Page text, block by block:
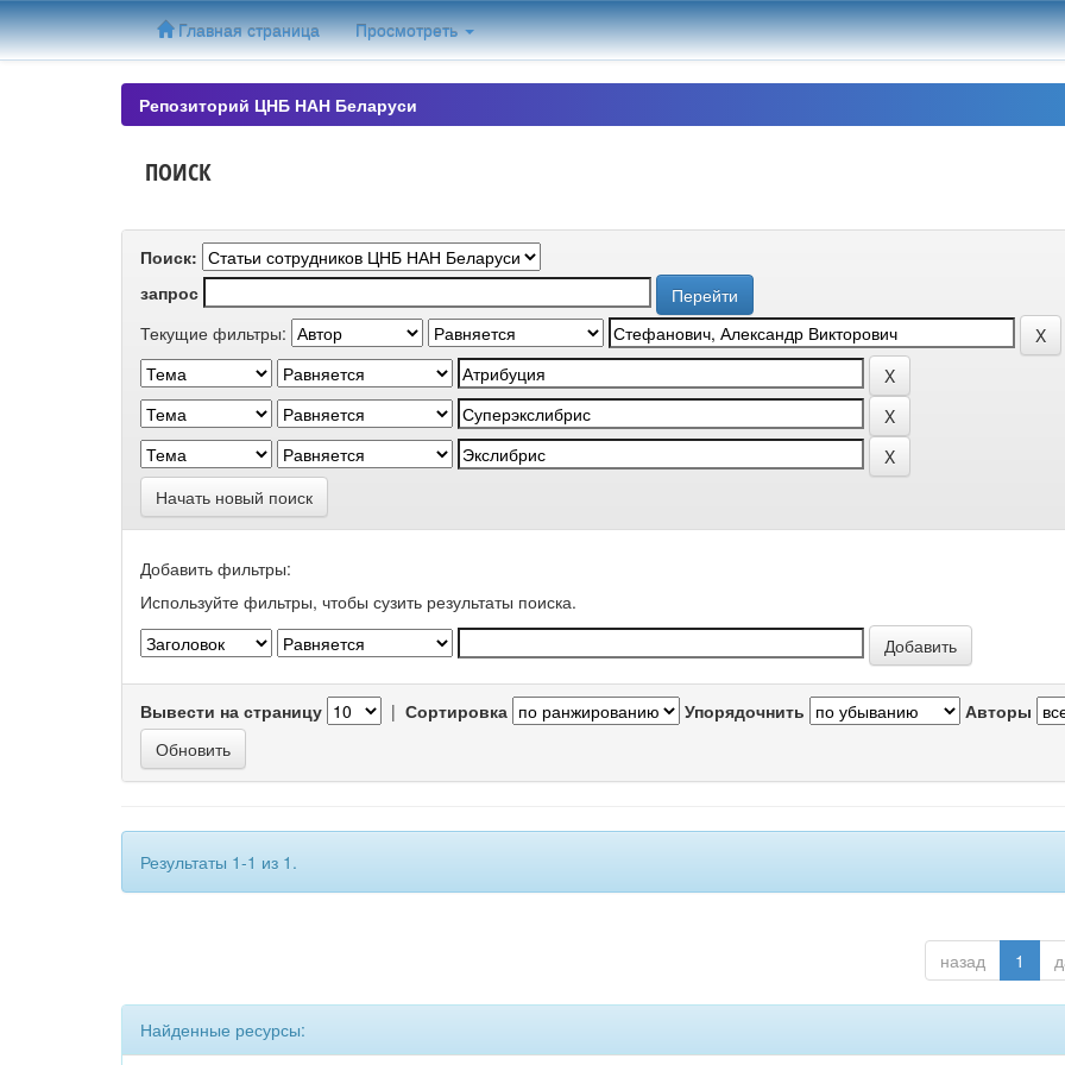
Skip
navigation
Главная страница Просмотреть
Репозиторий ЦНБ НАН Беларуси
ПОИСК
Поиск:
запрос
Текущие фильтры:
Начать новый поиск
Добавить фильтры:
Используйте фильтры, чтобы сузить результаты поиска.
Вывести на страницу | Сортировка Упорядочнить Авторы
Результаты 1-1 из 1.
назад 1
Найденные ресурсы: